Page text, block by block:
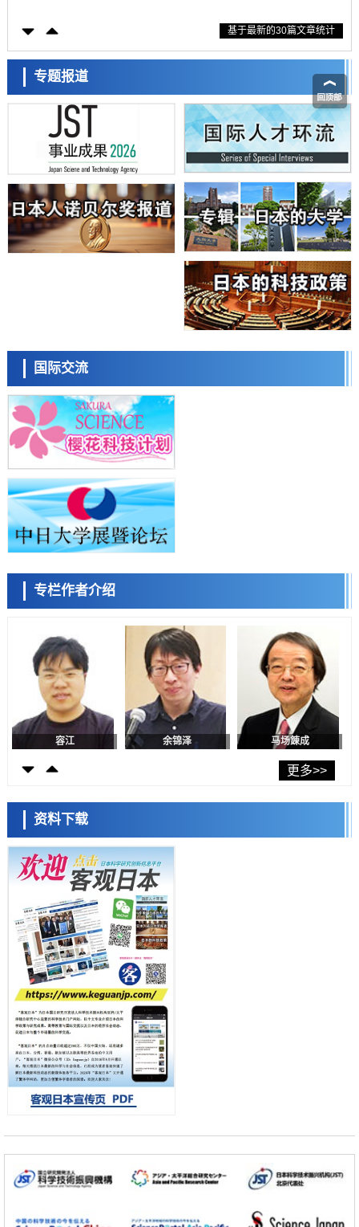
东京大学通过叶绿体基因组编辑技术强化碳固定酶，成功提高光合作用
科学研究
藤田医科大学等成功鉴定出非结核分枝杆菌生存的必需基因，首次揭示
该基因的必要性因菌株而异
经济・社会
【AI法下篇】如何应对AI的不可控性——中央大学平野晋教授专访
科学研究
日本学术会议：为保持土壤健康应采取哪些措施？探讨土壤保护与强化
的具体对策
科学研究
大阪大学开发基于水氢键网络的温度预测新方法，AI从分子排列信息中
高精度解读
经济・社会
【AI法上篇】如何对“将人生交给AI”保持危机感——中央大学平野晋教
庆应义塾大学阐明脑内“游击手”小胶质细胞包裹保护受损神经细胞的机
制，有望用于开发阿尔茨海默病等疾病疗法
劣化抑制机制，为提升轮胎安全性与耐久性的材料设计开辟道路
科学研究
近畿大学等发现植物染料“日本茜”的红色成分可抑制老化与炎症，有望
成为新型功能性材料
科学研究
群马大学开发针对难治性癫痫的新型基因疗法，利用超小型GAD67启动
子抑制发作
科学研究
九州大学揭示夜间眼压升高机制：两种激素波动叠加所致
科学研究
东京都产技研采用新手法开发出可稳定工作至300℃的介电材料，已验
证电容器可在汽车发动机等高温环境下工作
经济・社会
日本生成式AI使用者占比一年内翻倍，但与中美德仍有较大差距
政策
日本修订首都直下型地震紧急对策：目标为死亡人数至少减半，重点强
化火灾防控
福井大学发现细胞记忆过往并抑制反应的机制，阐明即便DNA相同反应
迥异之谜
科学研究
神户大学确认口服癌症疫苗B440单药给药的安全性，在转移性尿路上皮
癌患者中开展临床试验
日本发布《令和8年版科学技术与创新白皮书》，解读第七期基本计划
首年度政策方向
科学研究
东京大学发现可诱导细胞死亡的新型信使物质
东京都健康长寿医疗中心跨器官揭示衰老过程中的糖链变化
科学研究
产总研无需石油利用松脂制备石墨前驱体，可作为电池电极材料
科学研究
东京大学和海上保安厅等发现南海海槽沿线板块边界锁定状态存在区域
差异
政策
日本第2次医疗研究开发调整费，根据一线实际情况和需求分配99.3亿
日元
科学研究
千叶大学鉴定出导致难治性疾病“肺高血压症”恶化的蛋白质“MYL9/12”，
会引发血管结构恶化
科学研究
京都大学高效生成光的构成单元“光子”，可应用于量子计算机
科学研究
开发出300亿年仅误差1秒的光晶格钟，构建网络将其打造为下一代社会
基础设施
经济・社会
大阪大学开发出膜脂质可视化工具，使脂质探针的高效开发成为可能
科学研究
带大量基因的人工细胞
基于最新的30篇文章统计
专题报道
国际交流
专栏作者介绍
流员
小岩井忠道
陈小牧 李鸥 安宁
容江 余锦泽 马场錬成
日本科学未来馆 科学交
流员
小岩井忠道 泷川 进
更多>>
资料下载